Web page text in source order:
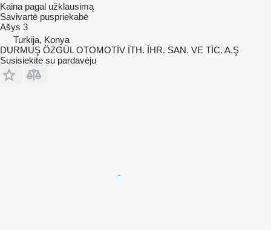
Kaina pagal užklausimą
Savivartė puspriekabė
Ašys 3
Turkija, Konya
DURMUŞ ÖZGÜL OTOMOTİV İTH. İHR. SAN. VE TİC. A.Ş
Susisiekite su pardavėju